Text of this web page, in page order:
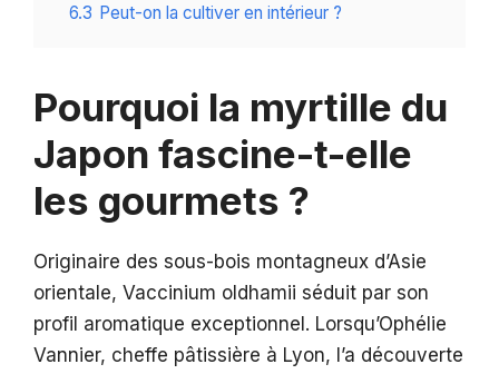
6.3 Peut-on la cultiver en intérieur ?
Pourquoi la myrtille du
Japon fascine-t-elle
les gourmets ?
Originaire des sous-bois montagneux d’Asie
orientale, Vaccinium oldhamii séduit par son
profil aromatique exceptionnel. Lorsqu’Ophélie
Vannier, cheffe pâtissière à Lyon, l’a découverte